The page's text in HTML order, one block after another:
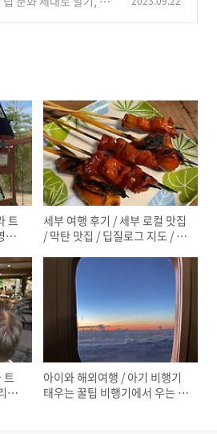
트
장
세부 여행 후기 / 세부 로컬 맛집
/ 막탄 맛집 / 딥질로그 지도 / 다
트
미
아이와 해외여행 / 아기 비행기
태우는 꿀팁 비행기에서 우는 아